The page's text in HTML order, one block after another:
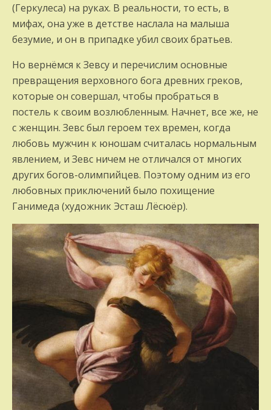
(Геркулеса) на руках. В реальности, то есть, в
мифах, она уже в детстве наслала на малыша
безумие, и он в припадке убил своих братьев.
Но вернёмся к Зевсу и перечислим основные
превращения верховного бога древних греков,
которые он совершал, чтобы пробраться в
постель к своим возлюбленным. Начнет, все же, не
с женщин. Зевс был героем тех времен, когда
любовь мужчин к юношам считалась нормальным
явлением, и Зевс ничем не отличался от многих
других богов-олимпийцев. Поэтому одним из его
любовных приключений было похищение
Ганимеда (художник Эсташ Лёсюёр).